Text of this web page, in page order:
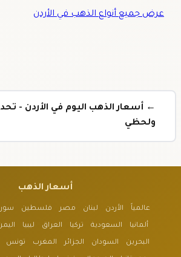
عرض جميع أنواع الذهب في الأردن
← أسعار الذهب اليوم في الأردن -
ولحظي
أسعار الذهب
عالمياً الأردن لبنان مصر فلسطين
ألمانيا السعودية تركيا العراق ليبيا
البحرين السودان الجزائر المغرب تونس